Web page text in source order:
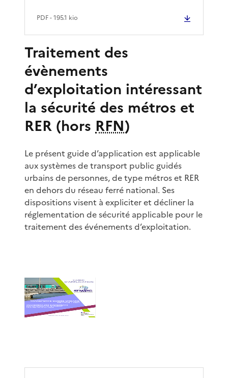
PDF- 195.1 kio
Traitement des
évènements
d’exploitation intéressant
la sécurité des métros et
RER (hors RFN)
Le présent guide d’application est applicable
aux systèmes de transport public guidés
urbains de personnes, de type métros et RER
en dehors du réseau ferré national. Ses
dispositions visent à expliciter et décliner la
réglementation de sécurité applicable pour le
traitement des événements d’exploitation.